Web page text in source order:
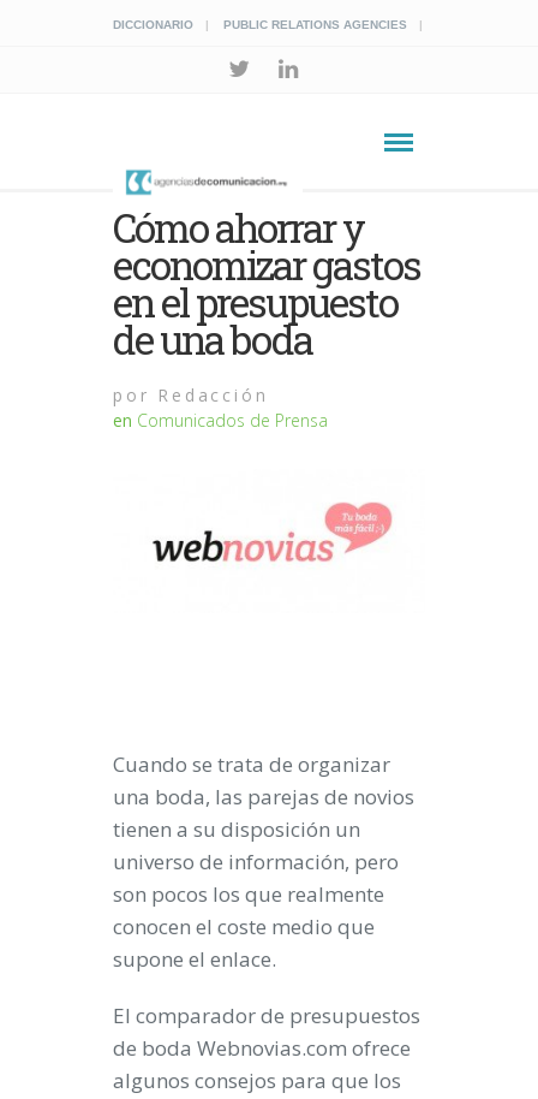
DICCIONARIO PUBLIC RELATIONS AGENCIES
Cómo ahorrar y
economizar gastos
en el presupuesto
de una boda
por Redacción
en Comunicados de Prensa
Cuando se trata de organizar
una boda, las parejas de novios
tienen a su disposición un
universo de información, pero
son pocos los que realmente
conocen el coste medio que
supone el enlace.
El comparador de presupuestos
de boda Webnovias.com ofrece
algunos consejos para que los